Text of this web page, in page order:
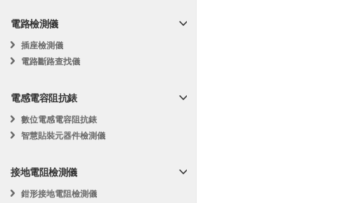
電路檢測儀
插座檢測儀
電路斷路查找儀
電感電容阻抗錶
數位電感電容阻抗錶
智慧貼裝元器件檢測儀
接地電阻檢測儀
鉗形接地電阻檢測儀